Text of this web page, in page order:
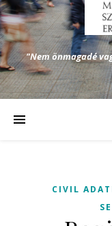
"Nem önmagadé
CIVIL